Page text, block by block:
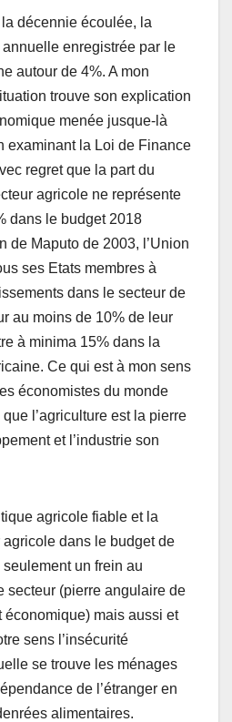
décennie écoulée, la
enregistrée par le
autour de 4%. A mon
trouve son explication
menée jusque-là
examinant la Loi de Finance
regret que la part du
agricole ne représente
dans le budget 2018
de Maputo de 2003, l’Union
ses Etats membres à
dans le secteur de
au moins de 10% de leur
à minima 15% dans la
Ce qui est à mon sens
économistes du monde
l’agriculture est la pierre
et l’industrie son
agricole fiable et la
dans le budget de
seulement un frein au
secteur (pierre angulaire de
économique) mais aussi et
sens l’insécurité
se trouve les ménages
de l’étranger en
alimentaires.